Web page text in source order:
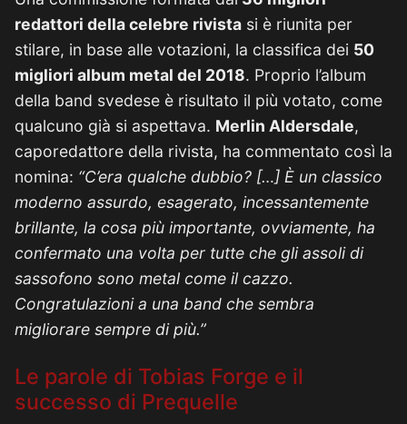
redattori della celebre rivista si è riunita per
stilare, in base alle votazioni, la classifica dei 50
migliori album metal del 2018. Proprio l’album
della band svedese è risultato il più votato, come
qualcuno già si aspettava. Merlin Aldersdale,
caporedattore della rivista, ha commentato così la
nomina: “C’era qualche dubbio? […] È un classico
moderno assurdo, esagerato, incessantemente
brillante, la cosa più importante, ovviamente, ha
confermato una volta per tutte che gli assoli di
sassofono sono metal come il cazzo.
Congratulazioni a una band che sembra
migliorare sempre di più.”
Le parole di Tobias Forge e il
successo di Prequelle